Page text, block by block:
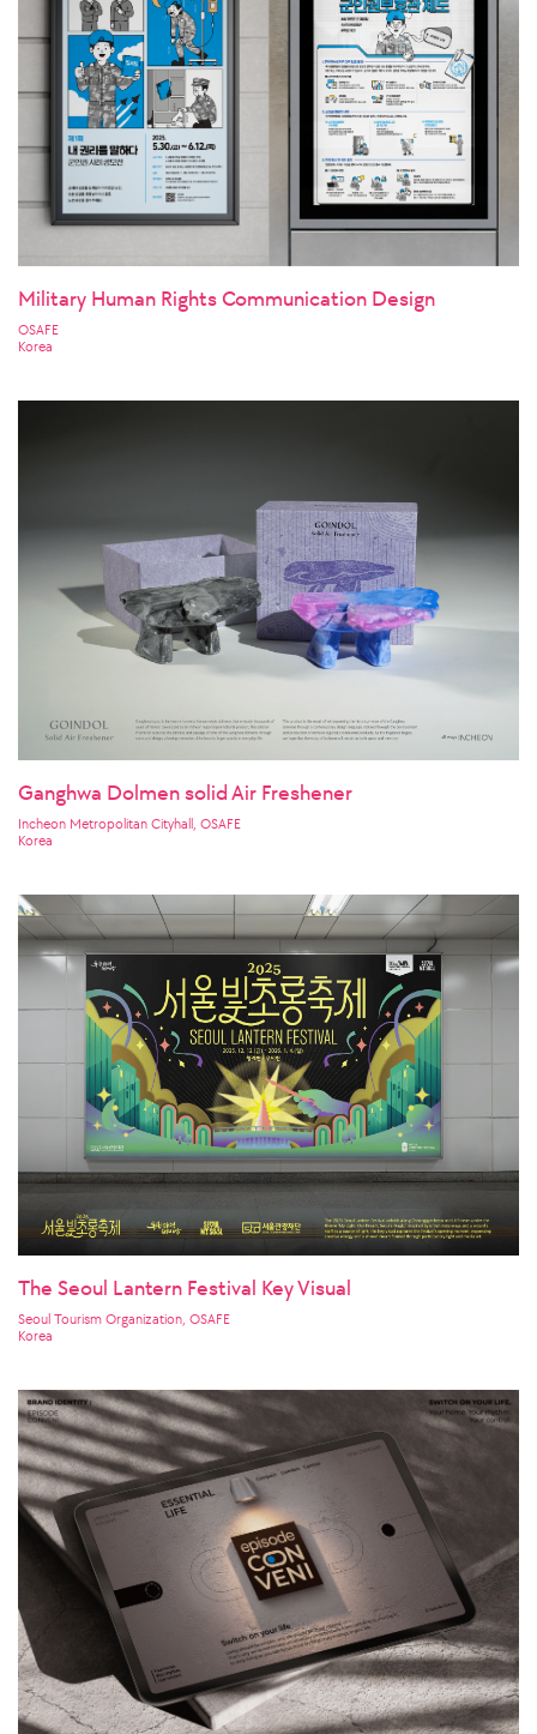
Military Human Rights Communication Design
OSAFE
Korea
Ganghwa Dolmen solid Air Freshener
Incheon Metropolitan Cityhall, OSAFE
Korea
The Seoul Lantern Festival Key Visual
Seoul Tourism Organization, OSAFE
Korea